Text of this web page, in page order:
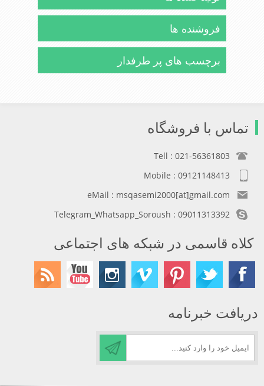
فروشنده ها
برچسب های پر طرفدار
تماس با فروشگاه
Tell : 021-56361803
Mobile : 09121148413
eMail : msqasemi2000[at]gmail.com
Telegram_Whatsapp_Soroush : 09011313392
کلاه قاسمی در شبکه های اجتماعی
دریافت خبرنامه